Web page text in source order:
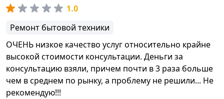
1.0
Ремонт бытовой техники
ОЧЕНЬ низкое качество услуг относительно крайне
высокой стоимости консультации. Деньги за
консультацию взяли, причем почти в 3 раза больше
чем в среднем по рынку, а проблему не решили... Не
рекомендую!!!